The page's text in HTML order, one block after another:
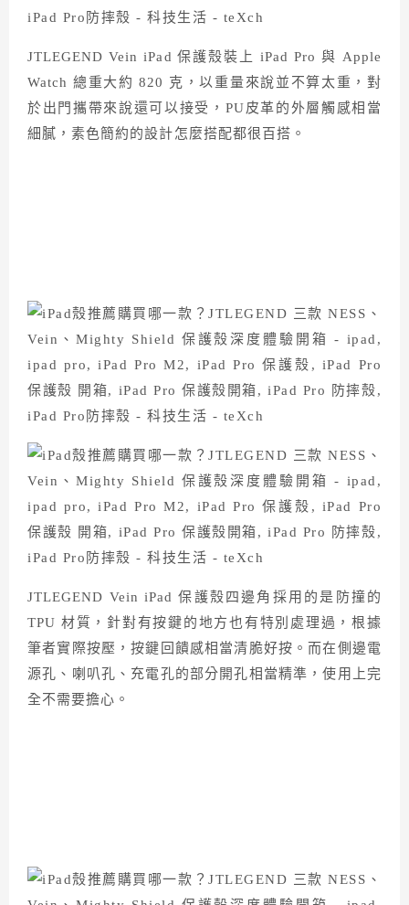
JTLEGEND Vein iPad 保護殼裝上 iPad Pro 與 Apple
Watch 總重大約 820 克，以重量來說並不算太重，對
於出門攜帶來說還可以接受，PU皮革的外層觸感相當
細膩，素色簡約的設計怎麼搭配都很百搭。
JTLEGEND Vein iPad 保護殼四邊角採用的是防撞的
TPU 材質，針對有按鍵的地方也有特別處理過，根據
筆者實際按壓，按鍵回饋感相當清脆好按。而在側邊電
源孔、喇叭孔、充電孔的部分開孔相當精準，使用上完
全不需要擔心。